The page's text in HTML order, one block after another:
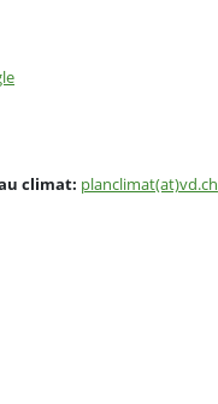
climat: planclimat(at)vd.ch